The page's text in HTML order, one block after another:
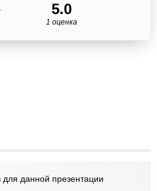
5.0
1 оценка
данной презентации